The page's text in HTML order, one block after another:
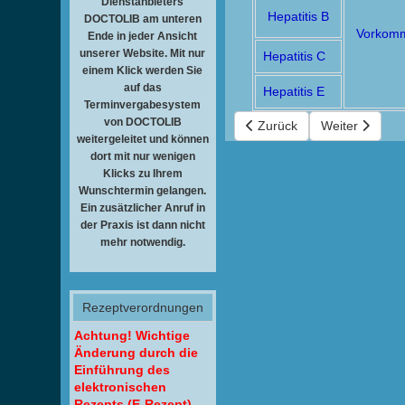
DOCTOLIB am unteren
Ende in jeder Ansicht
unserer Website. Mit nur
einem Klick werden Sie
auf das
Terminvergabesystem
von DOCTOLIB
weitergeleitet und können
dort mit nur wenigen
Klicks zu Ihrem
Wunschtermin gelangen.
Ein zusätzlicher Anruf in
der Praxis ist dann nicht
mehr notwendig.
Rezeptverordnungen
Achtung! Wichtige
Änderung durch die
Einführung des
elektronischen
Hepatitis B
Hepatitis C
Hepatitis E
Vorheriger Beitrag:
Zurück Nächster
Weiter